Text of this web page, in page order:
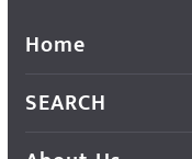
Home
SEARCH